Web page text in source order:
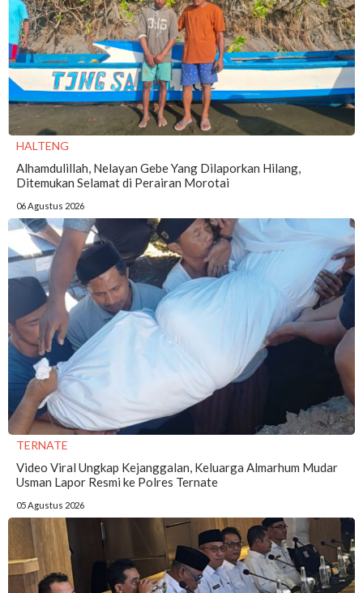
HALTENG
Alhamdulillah, Nelayan Gebe Yang Dilaporkan Hilang,
Ditemukan Selamat di Perairan Morotai
06 Agustus 2026
TERNATE
Video Viral Ungkap Kejanggalan, Keluarga Almarhum Mudar
Usman Lapor Resmi ke Polres Ternate
05 Agustus 2026